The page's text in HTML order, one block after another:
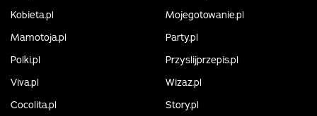
Kobieta.pl
Mojegotowanie.pl
Mamotoja.pl
Party.pl
Polki.pl
Przyslijprzepis.pl
Viva.pl
Wizaz.pl
Cocolita.pl
Story.pl